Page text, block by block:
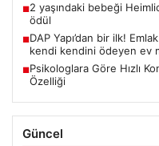
■2 yaşındaki bebeği
ödül
■DAP Yapı’dan bir ilk!
kendi kendini ödeyen ev
■Psikologlara Göre Hızlı
Özelliği
Güncel